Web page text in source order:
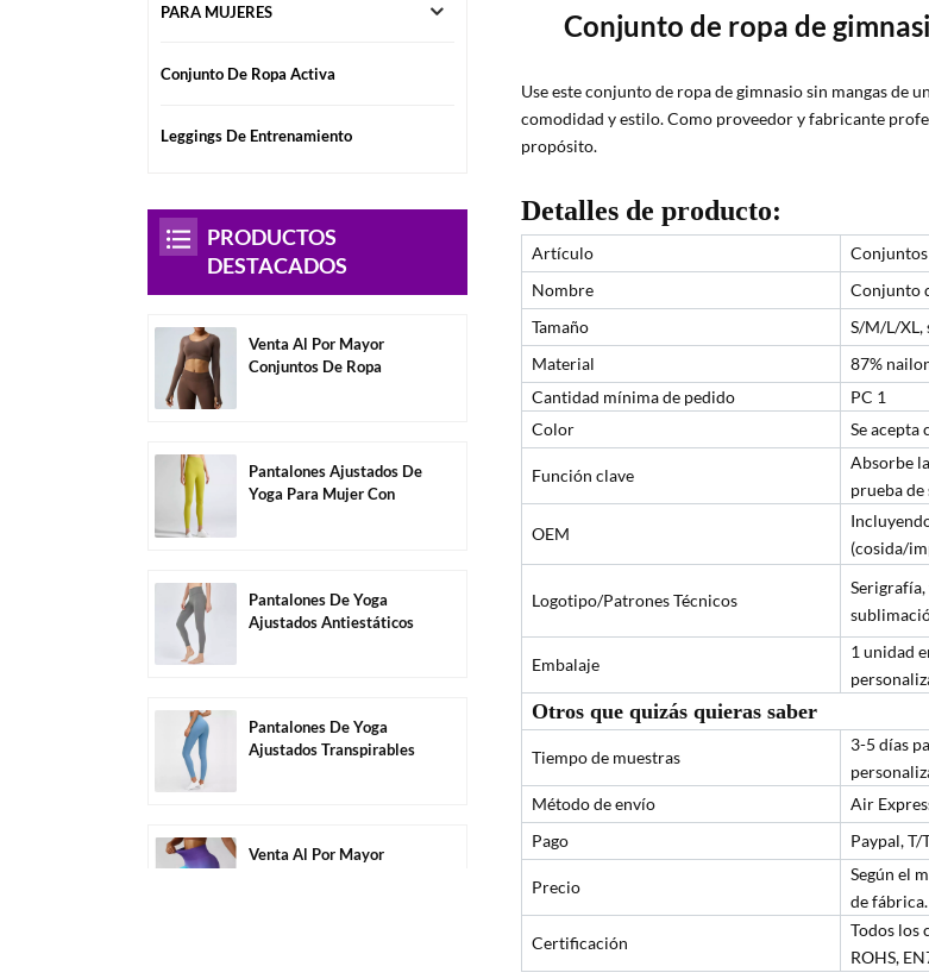
Conjunto de ropa de
Use este conjunto de ropa de gimnasio sin mangas de
comodidad y estilo. Como proveedor y fabricante
propósito.
Detalles de producto:
Artículo
Nombre
Conjunto
Tamaño
S/M/L/XL,
Material
87%
Cantidad mínima de pedido
PC 1
Color
Se acepta
Función clave
Absorbe
prueba de
OEM
(cosida/
Logotipo/Patrones Técnicos
Embalaje
1 unidad
Otros que quizás quieras saber
Tiempo de muestras
3-5 días
Método de envío
Air
Pago
Paypal, T/
Precio
Según el
de fábrica.
Certificación
Todos los
ROHS,
PARA MUJERES
Conjunto De Ropa Activa
Leggings De Entrenamiento
PRODUCTOS
DESTACADOS
Venta Al Por Mayor
Conjuntos De Ropa
Pantalones Ajustados De
Yoga Para Mujer Con
Pantalones De Yoga
Ajustados Antiestáticos
Pantalones De Yoga
Ajustados Transpirables
Venta Al Por Mayor